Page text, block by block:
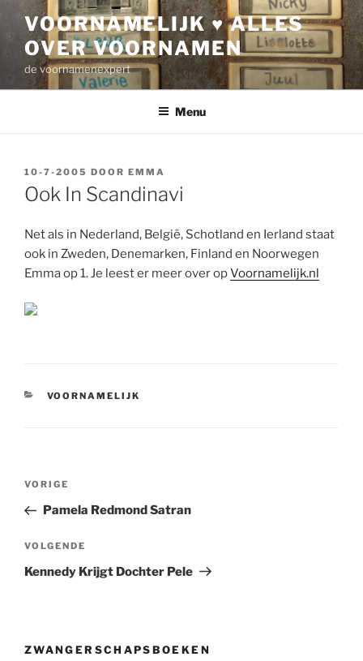
inhoud
VOORNAMELIJK ♥ ALLES
OVER VOORNAMEN
de voornamenexpert
Menu
GEPLAATST
OP
10-7-2005 DOOR EMMA
Ook In Scandinavi
Net als in Nederland, België, Schotland en Ierland staat
ook in Zweden, Denemarken, Finland en Noorwegen
Emma op 1. Je leest er meer over opVoornamelijk.nl
CATEGORIEËN
VOORNAMELIJK
Berichtnavigatie
Vorig
bericht
VORIGE
Pamela Redmond Satran
Volgend
bericht
VOLGENDE
Kennedy Krijgt Dochter Pele
ZWANGERSCHAPSBOEKEN